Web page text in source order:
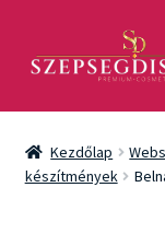
aa
Akció
Csomagok
Kezdőlap
készítmények